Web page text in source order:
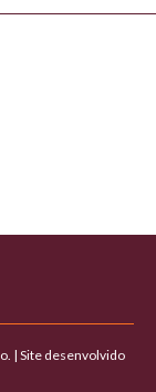
| Site desenvolvido